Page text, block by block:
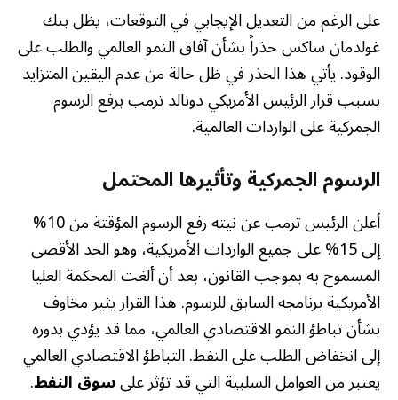
على الرغم من التعديل الإيجابي في التوقعات، يظل بنك
غولدمان ساكس حذراً بشأن آفاق النمو العالمي والطلب على
الوقود. يأتي هذا الحذر في ظل حالة من عدم اليقين المتزايد
بسبب قرار الرئيس الأمريكي دونالد ترمب برفع الرسوم
الجمركية على الواردات العالمية.
الرسوم الجمركية وتأثيرها المحتمل
أعلن الرئيس ترمب عن نيته رفع الرسوم المؤقتة من 10%
إلى 15% على جميع الواردات الأمريكية، وهو الحد الأقصى
المسموح به بموجب القانون، بعد أن ألغت المحكمة العليا
الأمريكية برنامجه السابق للرسوم. هذا القرار يثير مخاوف
بشأن تباطؤ النمو الاقتصادي العالمي، مما قد يؤدي بدوره
إلى انخفاض الطلب على النفط. التباطؤ الاقتصادي العالمي
يعتبر من العوامل السلبية التي قد تؤثر علىسوق النفط.